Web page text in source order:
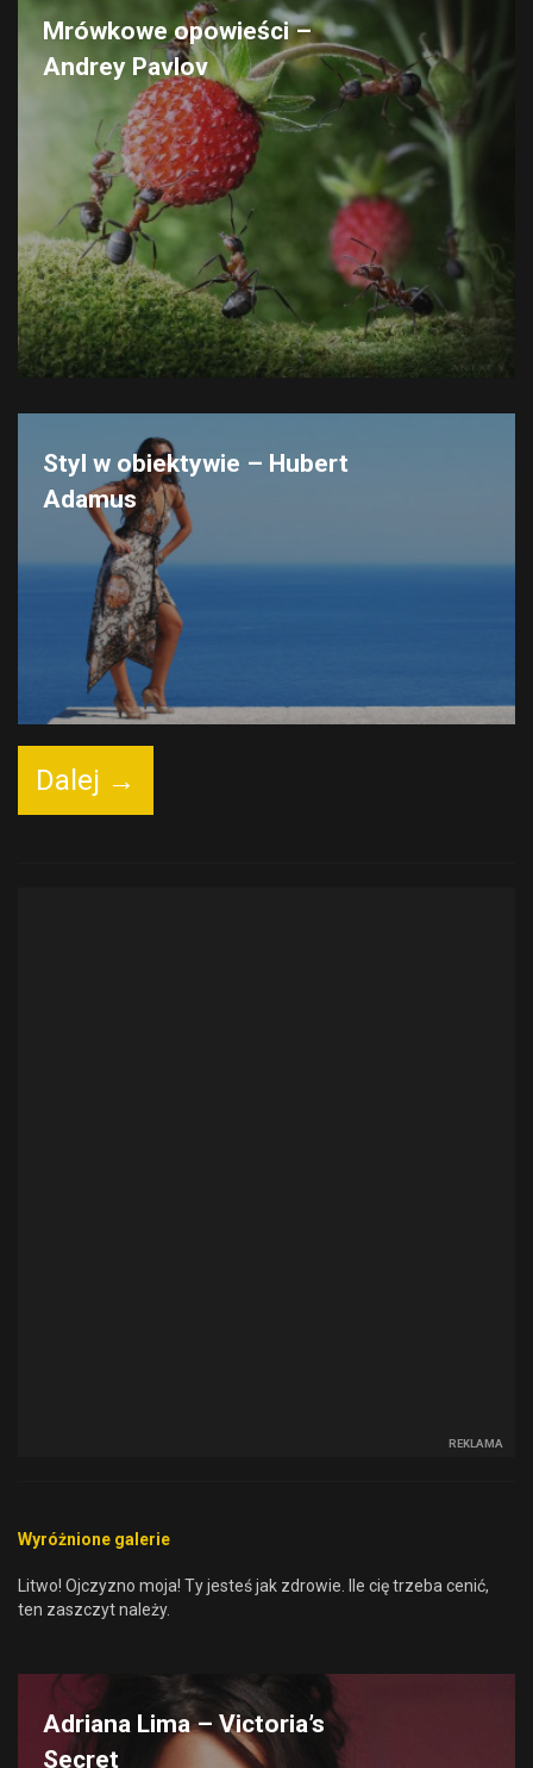
Mrówkowe opowieści –
Andrey Pavlov
Styl w obiektywie – Hubert
Adamus
Dalej →
REKLAMA
Wyróżnione galerie
Litwo! Ojczyzno moja! Ty jesteś jak zdrowie. Ile cię trzeba cenić,
ten zaszczyt należy.
Adriana Lima – Victoria’s
Secret